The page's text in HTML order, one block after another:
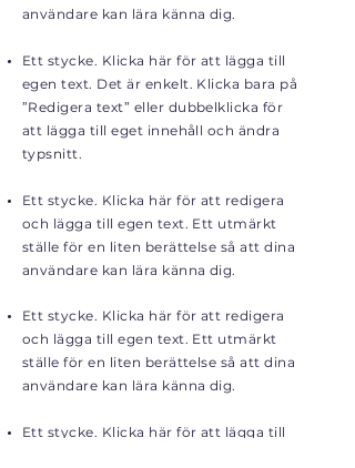
användare kan lära känna dig.
Ett stycke. Klicka här för att lägga till
egen text. Det är enkelt. Klicka bara på
”Redigera text” eller dubbelklicka för
att lägga till eget innehåll och ändra
typsnitt.
Ett stycke. Klicka här för att redigera
och lägga till egen text. Ett utmärkt
ställe för en liten berättelse så att dina
användare kan lära känna dig.
Ett stycke. Klicka här för att redigera
och lägga till egen text. Ett utmärkt
ställe för en liten berättelse så att dina
användare kan lära känna dig.
Ett stycke. Klicka här för att lägga till